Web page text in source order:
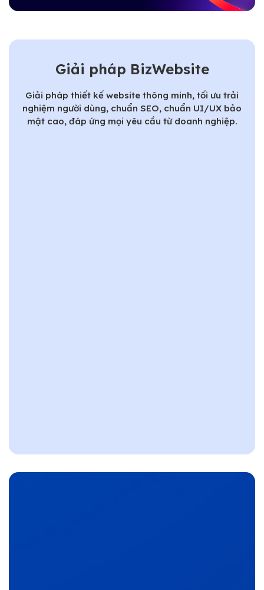
Giải pháp BizWebsite
Giải pháp thiết kế website thông minh, tối ưu trải
nghiệm người dùng, chuẩn SEO, chuẩn UI/UX bảo
mật cao, đáp ứng mọi yêu cầu từ doanh nghiệp.